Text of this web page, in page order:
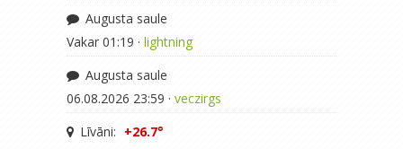
Augusta saule
Vakar 01:19 · lightning
Augusta saule
06.08.2026 23:59 · veczirgs
Līvāni: +26.7°